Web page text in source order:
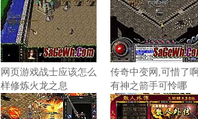
网页游戏战士应该怎么
样修炼火龙之息
传奇中变网,可惜了啊
有神之箭手可怜哪